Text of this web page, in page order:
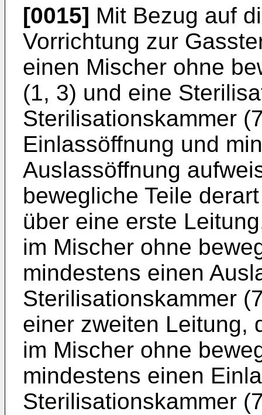
[0015] Mit Bezug auf
Vorrichtung zur
einen Mischer ohne
(1, 3) und eine
Sterilisationskammer
Einlassöffnung und
Auslassöffnung
bewegliche Teile
über eine erste
im Mischer ohne
mindestens einen
Sterilisationskammer
einer zweiten Leitung,
im Mischer ohne
mindestens einen
Sterilisationskammer